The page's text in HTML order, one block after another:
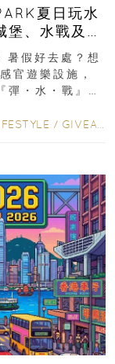
夏日玩水
、水戰及門
假好去處？想
官遊樂設施，
・水・戰』派
/ GIVEAWAY